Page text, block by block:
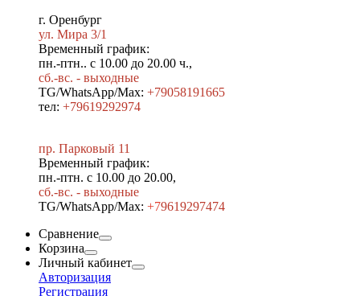
г. Оренбург
ул. Мира 3/1
Временный график:
пн.-птн.. с 10.00 до 20.00 ч.,
сб.-вс. - выходные
TG/WhatsApp/Max: +79058191665
тел: +79619292974
пр. Парковый 11
Временный график:
пн.-птн. с 10.00 до 20.00,
сб.-вс. - выходные
TG/WhatsApp/Max: +79619297474
Сравнение
Корзина
Личный кабинет
Авторизация
Регистрация